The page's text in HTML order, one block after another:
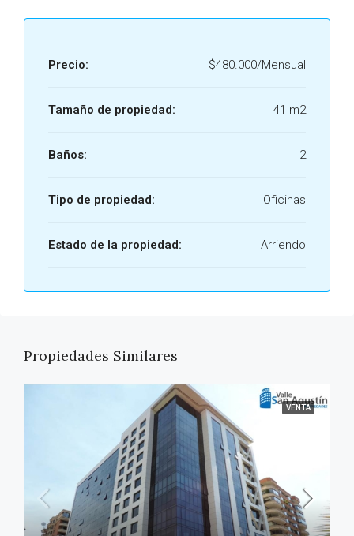
Precio: $480.000/Mensual
Tamaño de propiedad: 41 m2
Baños: 2
Tipo de propiedad: Oficinas
Estado de la propiedad: Arriendo
Propiedades Similares
VENTA